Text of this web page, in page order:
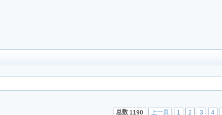
总数 1190 上一页 1 2 3 4